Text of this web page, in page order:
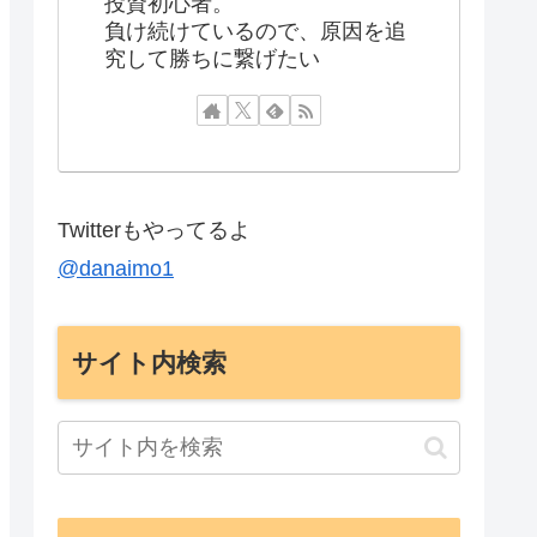
負け続けているので、原因を追
究して勝ちに繋げたい
Twitterもやってるよ
@danaimo1
サイト内検索